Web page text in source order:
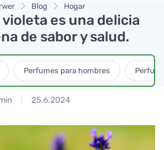
Blog Hogar
violeta es una delicia
de sabor y salud.
Perfumes para hombres
25.6.2024